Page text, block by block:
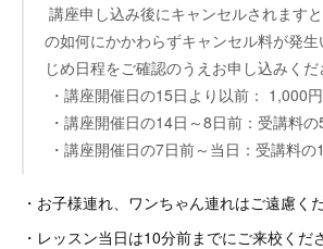
講座申し込み後にキャンセルされます
の如何にかかわらずキャンセル料が発
じめ日程をご確認のうえお申し込みくだ
・講座開催日の15日より以前： 1,000円
・講座開催日の14日～8日前：受講料
・講座開催日の7日前～当日：受講料の
・お子様連れ、ワンちゃん連れはご遠慮く
・レッスン当日は10分前までにご来校くだ